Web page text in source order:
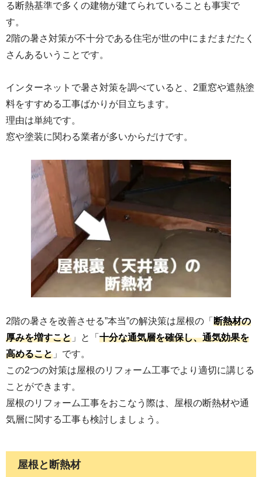
る断熱基準で多くの建物が建てられていることも事実で
す。
2階の暑さ対策が不十分である住宅が世の中にまだまだたく
さんあるいうことです。
インターネットで暑さ対策を調べていると、2重窓や遮熱塗
料をすすめる工事ばかりが目立ちます。
理由は単純です。
窓や塗装に関わる業者が多いからだけです。
2階の暑さを改善させる”本当”の解決策は屋根の「 断熱材の
厚みを増すこと 」と「 十分な通気層を確保し、通気効果を
高めること 」です。
この2つの対策は屋根のリフォーム工事でより適切に講じる
ことができます。
屋根のリフォーム工事をおこなう際は、屋根の断熱材や通
気層に関する工事も検討しましょう。
屋根と断熱材